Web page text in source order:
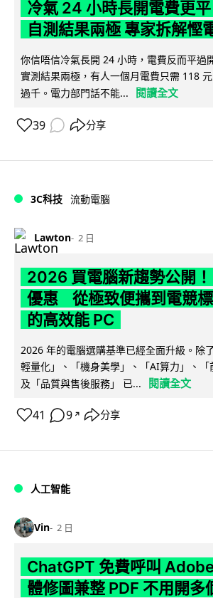
冷氣 24 小時長開電費更
自測結果兩極 專家拆解慳
你信唔信冷氣長開 24 小時，電費反而平過
實測結果兩極，有人一個月電費只需 118
過千。電力部門話不能...
閱讀全文
39 分享
3C科技 流動電腦
Lawton 2 日
2026 買電腦新趨勢公開
優惠 從極致便攜到電競
的高效能 PC
2026 年的電腦選購基準已經全面升級。除
輕量化」、「機身美學」、「AI算力」、「
及「品質與售後服務」 已...
閱讀全文
41 9 ↗ 分享
人工智能
Vin 2 日
ChatGPT 免費呼叫
體修圖兼整 PDF 不用開多